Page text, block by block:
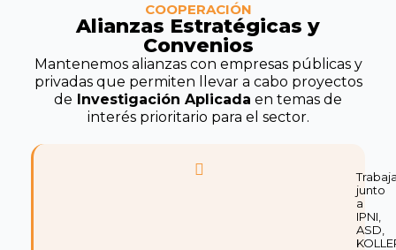
COOPERACIÓN
Alianzas Estratégicas y
Convenios
Mantenemos alianzas con empresas públicas y
privadas que permiten llevar a cabo proyectos
de Investigación Aplicada en temas de
interés prioritario para el sector.
junto
a
IPNI,
ASD,